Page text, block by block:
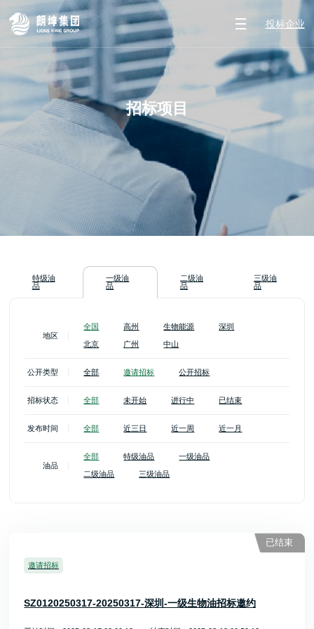
投标企业
招标项目
特级油
品
一级油
品
二级油
品
三级油
品
地区
全国 高州 生物能源 深圳
北京 广州 中山
公开类型 全部 邀请招标 公开招标
招标状态 全部 未开始 进行中 已结束
发布时间 全部 近三日 近一周 近一月
油品
全部 特级油品 一级油品
二级油品 三级油品
邀请招标
SZ0120250317-20250317-深圳-一级生物油招标邀约
已结束